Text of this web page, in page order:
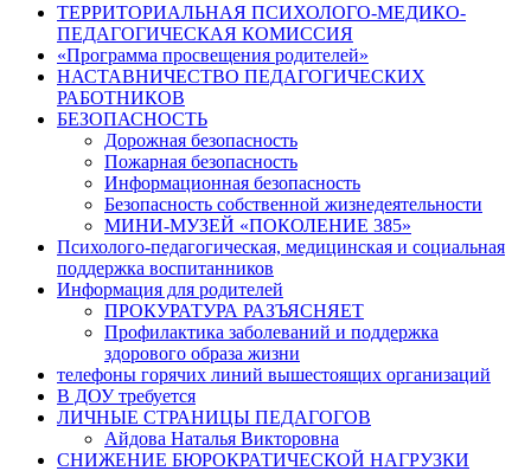
ТЕРРИТОРИАЛЬНАЯ ПСИХОЛОГО-МЕДИКО-
ПЕДАГОГИЧЕСКАЯ КОМИССИЯ
«Программа просвещения родителей»
НАСТАВНИЧЕСТВО ПЕДАГОГИЧЕСКИХ
РАБОТНИКОВ
БЕЗОПАСНОСТЬ
Дорожная безопасность
Пожарная безопасность
Информационная безопасность
Безопасность собственной жизнедеятельности
МИНИ-МУЗЕЙ «ПОКОЛЕНИЕ 385»
Психолого-педагогическая, медицинская и социальная
поддержка воспитанников
Информация для родителей
ПРОКУРАТУРА РАЗЪЯСНЯЕТ
Профилактика заболеваний и поддержка
здорового образа жизни
телефоны горячих линий вышестоящих организаций
В ДОУ требуется
ЛИЧНЫЕ СТРАНИЦЫ ПЕДАГОГОВ
Айдова Наталья Викторовна
СНИЖЕНИЕ БЮРОКРАТИЧЕСКОЙ НАГРУЗКИ